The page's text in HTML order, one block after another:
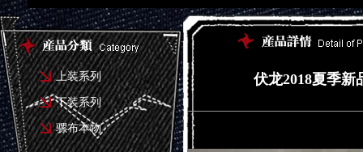
上装系列
下装系列
骡布本物
伏龙2018夏季新